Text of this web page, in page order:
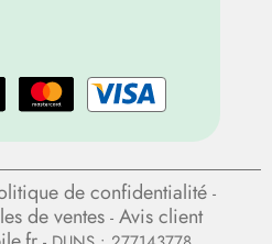
de confidentialité -
de ventes - Avis client